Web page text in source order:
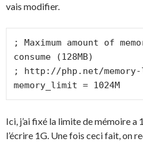
vais modifier.
; Maximum amount of
consume (128MB)
; http://php.net/
memory_limit = 1024M
Ici, j’ai fixé la limite de mémoire
l’écrire 1G. Une fois ceci fait, on